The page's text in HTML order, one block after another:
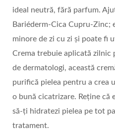
ideal neutră, fără parfum.
Bariéderm-Cica Cupru-Zinc;
minore de zi cu zi și poate fi
Crema trebuie aplicată zilnic
de dermatologi, această
purifică pielea pentru a crea
o bună cicatrizare. Reține că
să-ți hidratezi pielea pe tot
tratament.